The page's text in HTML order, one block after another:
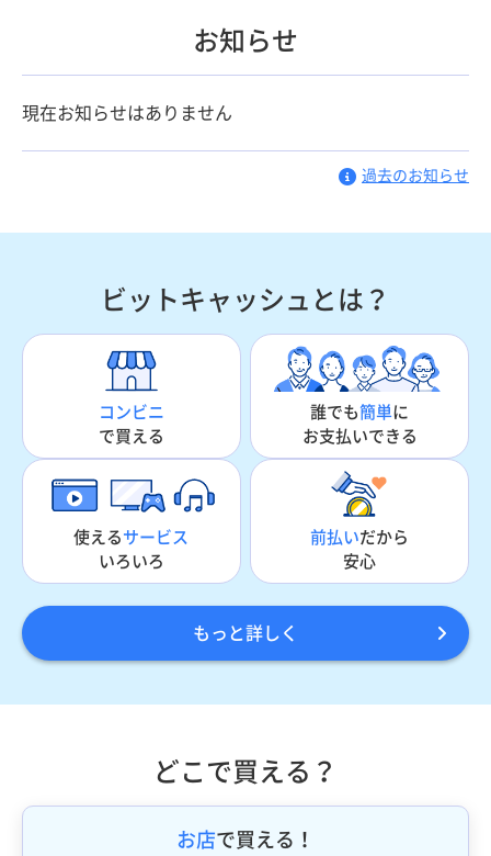
お知らせ
現在お知らせはありません
過去のお知らせ
ビットキャッシュとは？
コンビニ
で買える
誰でも簡単に
お支払いできる
使える サービス
いろいろ
前払いだから
安心
もっと詳しく
どこで買える？
お店で買える！